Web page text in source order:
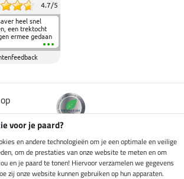
4.7/5
heel snel
een trektocht
ermee gedaan
de beproeving
doorstaan.
om op te
zadel.
voor je paard?
en andere technologieën om je een optimale en veilige
om de prestaties van onze website te meten en om
en je paard te tonen! Hiervoor verzamelen we gegevens
zij onze website kunnen gebruiken op hun apparaten.